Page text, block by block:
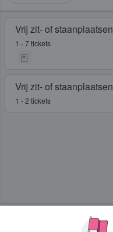
Vrij zit- of staanplaatsen
1 - 7 tickets
Vrij zit- of staanplaatsen
1 - 2 tickets